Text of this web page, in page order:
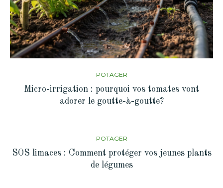
POTAGER
Micro-irrigation : pourquoi vos tomates vont
adorer le goutte-à-goutte?
POTAGER
SOS limaces : Comment protéger vos jeunes plants
de légumes